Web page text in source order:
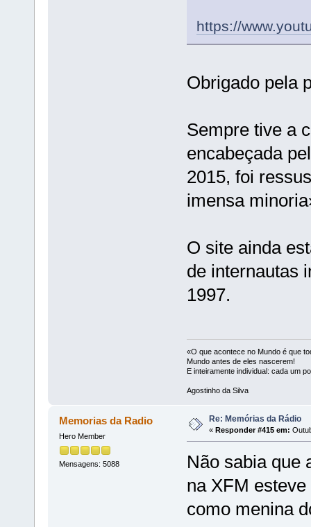
https://
Obrigado pela
Sempre tive a
encabeçada
2015, foi
imensa
O site ainda
de internautas
1997.
«O que acontece no Mundo é que
Mundo antes de eles nascerem!
E inteiramente individual: cada um
Agostinho da Silva
Memorias da Radio
Hero Member
Mensagens: 5088
Re: Memórias da Rádio
« Responder #415 em:
Não sabia que
na XFM
como menina